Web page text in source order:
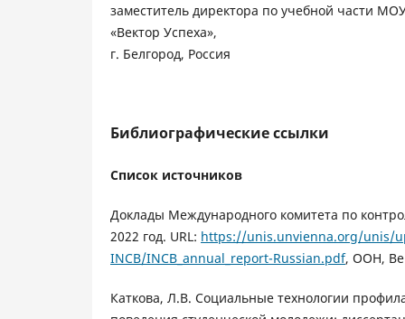
заместитель директора по учебной части
«Вектор Успеха»,
г. Белгород, Россия
Библиографические ссылки
Список источников
Доклады Международного комитета по
2022 год. URL: https://unis.unvienna.org/unis/
INCB/INCB_annual_report-Russian.pdf, ООН,
Каткова, Л.В. Социальные технологии